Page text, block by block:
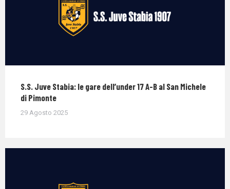
S.S. Juve Stabia: le gare dell’under 17 A-B al San Michele
di Pimonte
29 Agosto 2025